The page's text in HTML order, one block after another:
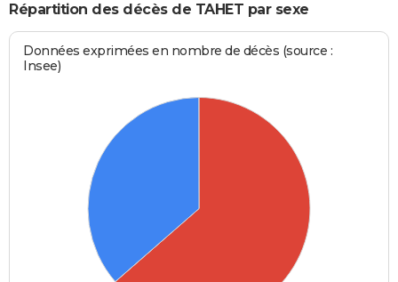
Répartition des décès de TAHET par sexe
Données exprimées en nombre de décès (source :
Insee)